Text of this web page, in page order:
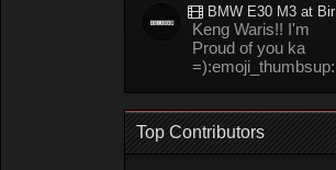
BMW E30 M3 at Bira circuit Thailand in 02/2008
Keng Waris!! I'm
Proud of you ka
=):emoji_thumbsup:
Top Contributors